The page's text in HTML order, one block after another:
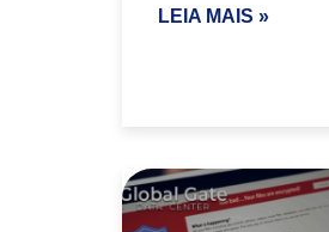
LEIA MAIS »